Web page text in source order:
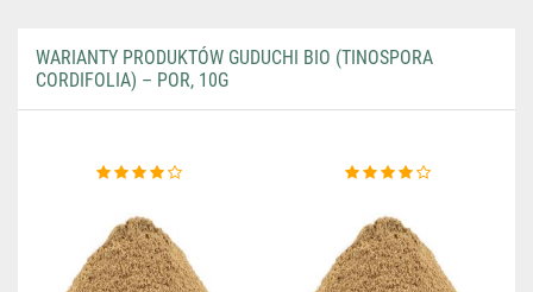
WARIANTY PRODUKTÓW GUDUCHI BIO (TINOSPORA
CORDIFOLIA) – POR, 10G